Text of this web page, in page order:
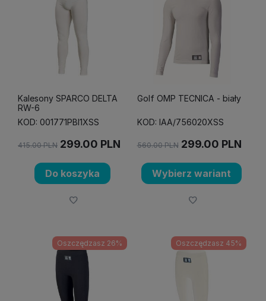
Kalesony SPARCO DELTA
RW-6
KOD: 001771PBI1XSS
415.00 PLN 299.00 PLN
Do koszyka
Golf OMP TECNICA - biały
KOD: IAA/756020XSS
560.00 PLN 299.00 PLN
Wybierz wariant
Oszczędzasz 26% Oszczędzasz 45%